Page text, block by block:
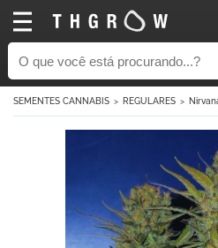
SEMENTES CANNABIS REGULARES